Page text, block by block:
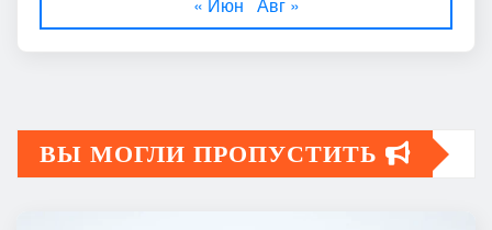
« Июн Авг »
ВЫ МОГЛИ ПРОПУСТИТЬ